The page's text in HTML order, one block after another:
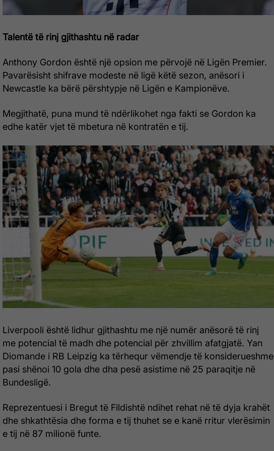
Talentë të rinj gjithashtu në radar
Anthony Gordon është një opsion me përvojë në Ligën Premier.
Pavarësisht shifrave modeste në ligë këtë sezon, anësori i
Newcastle ka bërë përshtypje në Ligën e Kampionëve.
Megjithatë, puna mund të ndërlikohet nga fakti se Gordon ka
edhe katër vjet të mbetura në kontratën e tij.
Liverpooli është lidhur gjithashtu me një numër anësorë të rinj
me potencial të madh dhe potencial për zhvillim afatgjatë. Yan
Diomande i RB Leipzig ka tërhequr vëmendje të konsiderueshme
pasi shënoi 10 gola dhe dha pesë asistime në 25 paraqitje në
Bundesligë.
Reprezentuesi i Bregut të Fildishtë ndihet rehat në të dyja krahët
dhe shkathtësia dhe forma e tij thuhet se e kanë rritur vlerësimin
e tij në 87 milionë funte.